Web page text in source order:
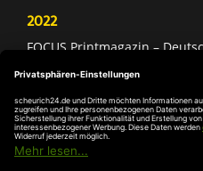
2022
FOCUS Printmagazin –
Deutschland Test – Bester
FOCUS Money –
DIE WELT – Service-
DIE WELT –
Antriebe)